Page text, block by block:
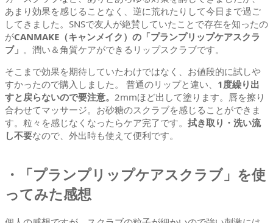
あまり効果を感じることなく、逆に荒れたりして今日まで過ご
してきました。SNSで友人が絶賛していたことで存在を知ったの
がCANMAKE（キャンメイク）の「プランプリップケアスクラ
ブ」 。潤い＆角質ケアができるリップスクラブです。
そこまで効果を期待していたわけではなく、お値段的に試しや
すかったので購入しました。 普通のリップと違い、 1度繰り出
すと戻らないので要注意。 2mmほど出して塗ります。唇を擦り
合わせてマッサージ。お砂糖のスクラブを感じることができま
す。粒々を感じなくなったらケア完了です。 拭き取り・洗い流
し不要なので、外出時も使えて便利です。
・「プランプリップケアスクラブ」を使
ってみた感想